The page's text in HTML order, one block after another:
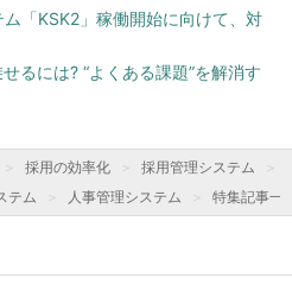
「KSK2」稼働開始に向けて、対
るには? “よくある課題”を解消す
採用の効率化 採用管理システム
テム 人事管理システム 特集記事一